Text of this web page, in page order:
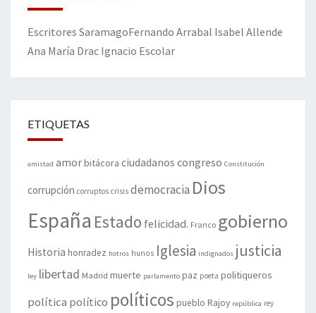
Escritores SaramagoFernando Arrabal Isabel Allende
Ana María Drac Ignacio Escolar
ETIQUETAS
amistad amorbitácora ciudadanos congreso Constitución
corrupción corruptos crisis democracia Dios
España Estado felicidad. Franco gobierno
Historia honradez hotros hunos Iglesia indignados justicia
ley libertad Madrid muerte parlamento paz poeta politiqueros
política político políticos pueblo Rajoy república rey